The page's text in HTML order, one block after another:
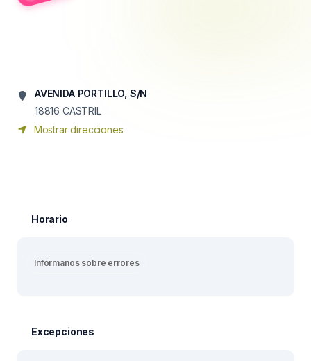
AVENIDA PORTILLO, S/N
18816 CASTRIL
Mostrar direcciones
Horario
Infórmanos sobre errores
Excepciones